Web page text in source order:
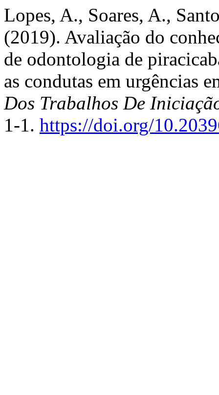
Lopes, A., Soares, A.,
(2019). Avaliação do
de odontologia de
as condutas em urgências
Dos Trabalhos De
1-1. https://doi.org/